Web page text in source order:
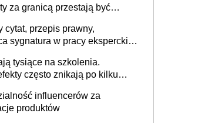
za granicą przestają być
cytat, przepis prawny,
sygnatura w pracy eksperckiej -
tysiące na szkolenia.
często znikają po kilku
influencerów za
produktów